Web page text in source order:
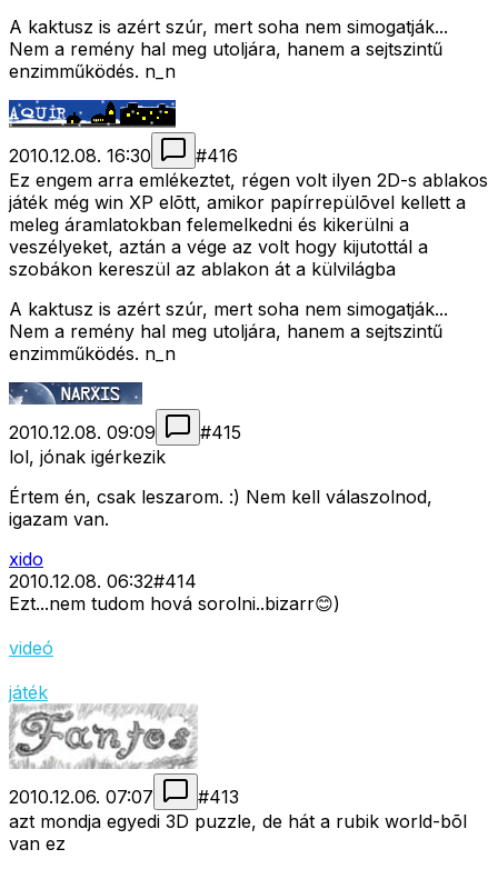
A kaktusz is azért szúr, mert soha nem simogatják...
Nem a remény hal meg utoljára, hanem a sejtszintű
enzimműködés. n_n
2010.12.08. 16:30 #416
Ez engem arra emlékeztet, régen volt ilyen 2D-s ablakos
játék még win XP elõtt, amikor papírrepülõvel kellett a
meleg áramlatokban felemelkedni és kikerülni a
veszélyeket, aztán a vége az volt hogy kijutottál a
szobákon kereszül az ablakon át a külvilágba
A kaktusz is azért szúr, mert soha nem simogatják...
Nem a remény hal meg utoljára, hanem a sejtszintű
enzimműködés. n_n
2010.12.08. 09:09 #415
lol, jónak igérkezik
Értem én, csak leszarom. :) Nem kell válaszolnod,
igazam van.
xido
2010.12.08. 06:32#414
Ezt...nem tudom hová sorolni..bizarr😊)
videó
játék
2010.12.06. 07:07 #413
azt mondja egyedi 3D puzzle, de hát a rubik world-bõl
van ez